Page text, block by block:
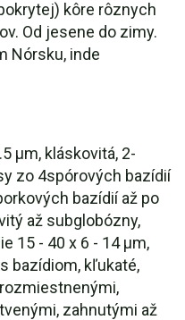
kôre rôznych
Od jesene do zimy.
Nórsku, inde
µm, kláskovitá, 2-
zo 4spórových bazídií
bazídií až po
až subglobózny,
15 - 40 x 6 - 14 µm,
bazídiom, kľukaté,
zahnutými až